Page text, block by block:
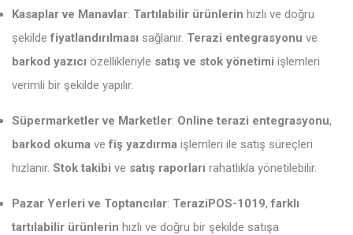
Kasaplar ve Manavlar: Tartılabilir ürünlerin hızlı ve doğru
şekildefiyatlandırılması sağlanır. Terazi entegrasyonu ve
barkod yazıcı özellikleriyle satış ve stok yönetimi işlemleri
verimli bir şekilde yapılır.
Süpermarketler ve Marketler: Online terazi entegrasyonu,
barkod okuma vefiş yazdırma işlemleri ile satış süreçleri
hızlanır. Stok takibi ve satış raporları rahatlıkla yönetilebilir.
Pazar Yerleri ve Toptancılar: TeraziPOS-1019,farklı
tartılabilir ürünlerin hızlı ve doğru bir şekilde satışa